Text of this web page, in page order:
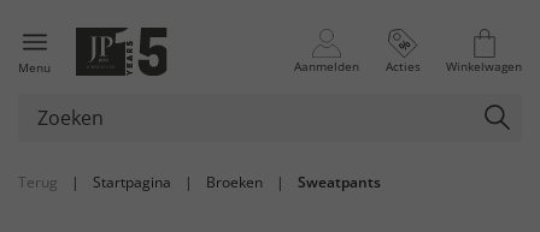
Menu Aanmelden Acties Winkelwagen
Terug | Startpagina | Broeken | Sweatpants